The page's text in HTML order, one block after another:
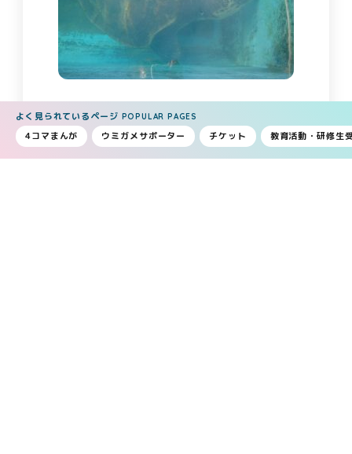
よく見られているページ POPULAR PAGES
4コマまんが ウミガメサポーター チケット 教育活動・研修生
今朝の浜太郎はプールの底でまだ寝ていたの
で。。。。